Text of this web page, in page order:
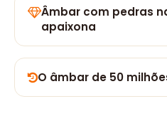
Âmbar com pedras
apaixona
O âmbar de 50